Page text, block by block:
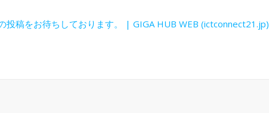
投稿をお待ちしております。 | GIGA HUB WEB (ictconnect21.jp)